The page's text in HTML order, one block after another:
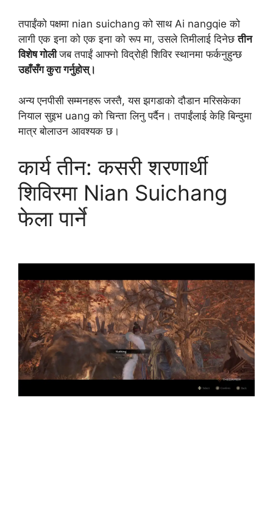
तपाईंको पक्षमा nian suichang को साथ Ai nangqie को
लागी एक इना को एक इना को रूप मा, उसले तिमीलाई दिनेछतीन
विशेष गोलीजब तपाईं आफ्नो विद्रोही शिविर स्थानमा फर्कनुहुन्छ
उहाँसँग कुरा गर्नुहोस्।
अन्य एनपीसी सम्मनहरू जस्तै, यस झगडाको दौडान मरिसकेका
नियाल सुइभ uang को चिन्ता लिनु पर्दैन। तपाईंलाई केहि बिन्दुमा
मात्र बोलाउन आवश्यक छ।
कार्य तीन: कसरी शरणार्थी
शिविरमा Nian Suichang
फेला पार्ने